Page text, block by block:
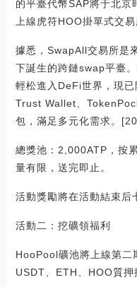
的平臺代幣SAP將于北
上線虎符HOO掛單式交
據悉，SwapAll交易所是
下誕生的跨鏈swap平臺
輕松進入DeFi世界，現
Trust Wallet、
包，滿足多元化需求。
總獎池：2,000ATP，按
量有限，送完即止。
活動獎勵將在活動結束后
活動二：挖礦領福利
HooPool礦池將上線第二
USDT、ETH、HOO質押